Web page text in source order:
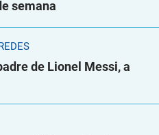
semana
de Lionel Messi, a